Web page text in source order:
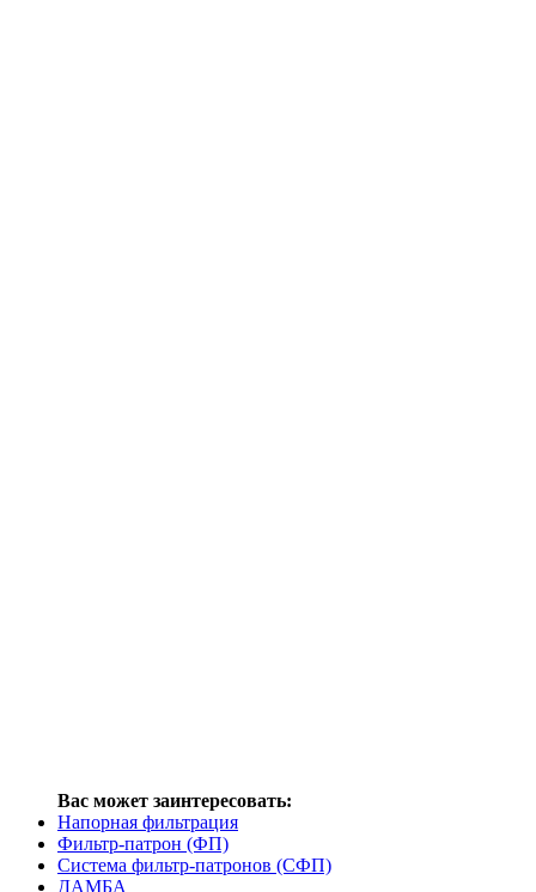
Вас может заинтересовать:
Напорная фильтрация
Фильтр-патрон (ФП)
Система фильтр-патронов (СФП)
ДАМБА